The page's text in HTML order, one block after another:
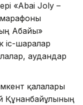
«Abai Joly –
Абайы»
іс-шаралар
аудандар
қалалары
Құнанбайұлының